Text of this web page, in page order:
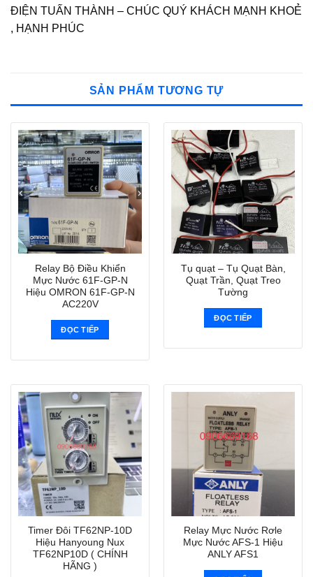
ĐIỆN TUẤN THÀNH – CHÚC QUÝ KHÁCH MẠNH KHOẺ
, HẠNH PHÚC
SẢN PHẨM TƯƠNG TỰ
Relay Bộ Điều Khiển
Mực Nước 61F-GP-N
Hiệu OMRON 61F-GP-N
AC220V
ĐỌC TIẾP
Tụ quạt – Tụ Quạt Bàn,
Quạt Trần, Quạt Treo
Tường
ĐỌC TIẾP
Timer Đôi TF62NP-10D
Hiệu Hanyoung Nux
TF62NP10D ( CHÍNH
HÃNG )
Relay Mực Nước Rơle
Mực Nước AFS-1 Hiệu
ANLY AFS1